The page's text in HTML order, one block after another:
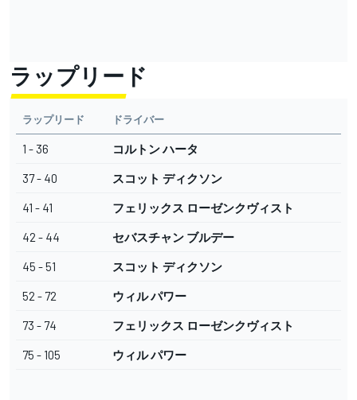
ラップリード
ラップリード ドライバー
1 - 36 コルトン ハータ
37 - 40 スコット ディクソン
41 - 41 フェリックス ローゼンクヴィスト
42 - 44 セバスチャン ブルデー
45 - 51 スコット ディクソン
52 - 72 ウィル パワー
73 - 74 フェリックス ローゼンクヴィスト
75 - 105 ウィル パワー